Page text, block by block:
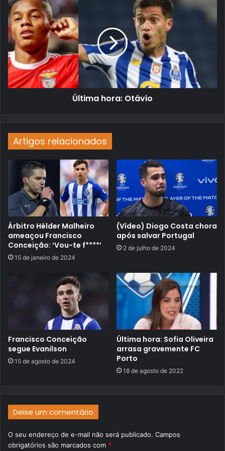
Última hora: Otávio
Artigos relacionados
Árbitro Hélder Malheiro
ameaçou Francisco
Conceição: ‘Vou-te f****’
15 de janeiro de 2024
(Vídeo) Diogo Costa chora
após salvar Portugal
2 de julho de 2024
Francisco Conceição
segue Evanilson
15 de agosto de 2024
Última hora: Sofia Oliveira
arrasa gravemente FC
Porto
18 de agosto de 2022
Deixe um comentário
O seu endereço de e-mail não será publicado. Campos
obrigatórios são marcados com *